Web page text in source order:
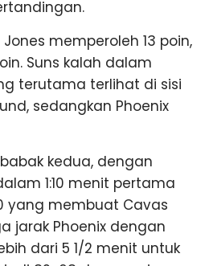
memperoleh 13 poin,
Suns kalah dalam
terutama terlihat di sisi
sedangkan Phoenix
kedua, dengan
1:10 menit pertama
yang membuat Cavas
jarak Phoenix dengan
dari 5 1/2 menit untuk